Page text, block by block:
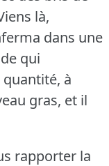
là,
dans une
qui
à
gras, et il
rapporter la